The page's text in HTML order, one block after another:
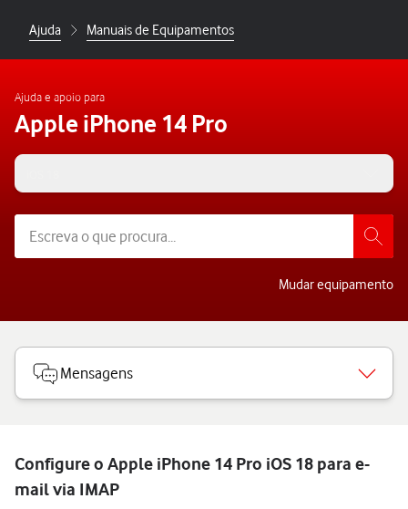
Ajuda Manuais de Equipamentos
Ajuda e apoio para
Apple iPhone 14 Pro
Mudar equipamento
Mensagens
Configure o Apple iPhone 14 Pro iOS 18 para e-
mail via IMAP